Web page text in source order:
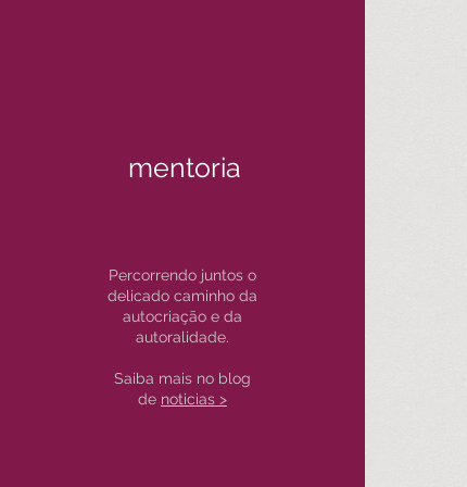
mentoria
Percorrendo juntos o
delicado caminho da
autocriação e da
autoralidade.
Saiba mais no blog
de noticias >